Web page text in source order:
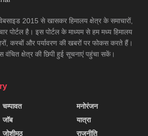
2015 से खासकर हिमालय क्षेत्र के समाचारों,
पोर्टल है। इस पोर्टल के माध्यम से हम मध्य हिमालय
कस्बों और पर्यावरण की खबरों पर फोकस करते हैं।
वंचित क्षेत्र की छिपी हुई सूचनाएं पहुंचा सकें।
चम्पावत
जॉब
जोशीमठ
मनोरंजन
यात्रा
राजनीति